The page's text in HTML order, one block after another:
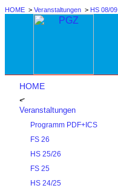
HOME > Veranstaltungen > HS 08/09
HOME
Veranstaltungen
Programm PDF+ICS
FS 26
HS 25/26
FS 25
HS 24/25